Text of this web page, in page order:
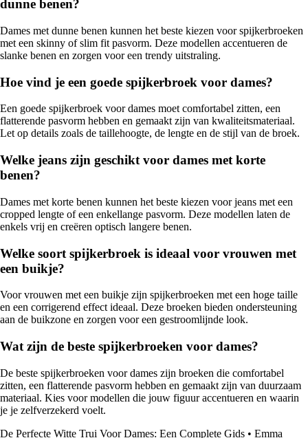
dunne benen?
Dames met dunne benen kunnen het beste kiezen voor spijkerbroeken
met een skinny of slim fit pasvorm. Deze modellen accentueren de
slanke benen en zorgen voor een trendy uitstraling.
Hoe vind je een goede spijkerbroek voor dames?
Een goede spijkerbroek voor dames moet comfortabel zitten, een
flatterende pasvorm hebben en gemaakt zijn van kwaliteitsmateriaal.
Let op details zoals de taillehoogte, de lengte en de stijl van de broek.
Welke jeans zijn geschikt voor dames met korte
benen?
Dames met korte benen kunnen het beste kiezen voor jeans met een
cropped lengte of een enkellange pasvorm. Deze modellen laten de
enkels vrij en creëren optisch langere benen.
Welke soort spijkerbroek is ideaal voor vrouwen met
een buikje?
Voor vrouwen met een buikje zijn spijkerbroeken met een hoge taille
en een corrigerend effect ideaal. Deze broeken bieden ondersteuning
aan de buikzone en zorgen voor een gestroomlijnde look.
Wat zijn de beste spijkerbroeken voor dames?
De beste spijkerbroeken voor dames zijn broeken die comfortabel
zitten, een flatterende pasvorm hebben en gemaakt zijn van duurzaam
materiaal. Kies voor modellen die jouw figuur accentueren en waarin
je je zelfverzekerd voelt.
De Perfecte Witte Trui Voor Dames: Een Complete Gids • Emma